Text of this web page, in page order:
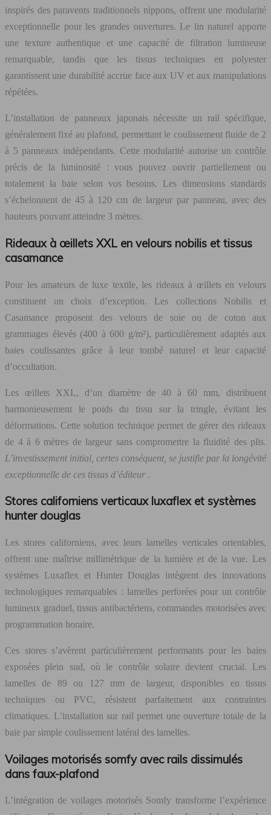
inspirés des paravents traditionnels nippons, offrent une modularité
exceptionnelle pour les grandes ouvertures. Le lin naturel apporte
une texture authentique et une capacité de filtration lumineuse
remarquable, tandis que les tissus techniques en polyester
garantissent une durabilité accrue face aux UV et aux manipulations
répétées.
L’installation de panneaux japonais nécessite un rail spécifique,
généralement fixé au plafond, permettant le coulissement fluide de 2
à 5 panneaux indépendants. Cette modularité autorise un contrôle
précis de la luminosité : vous pouvez ouvrir partiellement ou
totalement la baie selon vos besoins. Les dimensions standards
s’échelonnent de 45 à 120 cm de largeur par panneau, avec des
hauteurs pouvant atteindre 3 mètres.
Rideaux à œillets XXL en velours nobilis et tissus
casamance
Pour les amateurs de luxe textile, les rideaux à œillets en velours
constituent un choix d’exception. Les collections Nobilis et
Casamance proposent des velours de soie ou de coton aux
grammages élevés (400 à 600 g/m²), particulièrement adaptés aux
baies coulissantes grâce à leur tombé naturel et leur capacité
d’occultation.
Les œillets XXL, d’un diamètre de 40 à 60 mm, distribuent
harmonieusement le poids du tissu sur la tringle, évitant les
déformations. Cette solution technique permet de gérer des rideaux
de 4 à 6 mètres de largeur sans compromettre la fluidité des plis.
L’investissement initial, certes conséquent, se justifie par la longévité
exceptionnelle de ces tissus d’éditeur .
Stores californiens verticaux luxaflex et systèmes
hunter douglas
Les stores californiens, avec leurs lamelles verticales orientables,
offrent une maîtrise millimétrique de la lumière et de la vue. Les
systèmes Luxaflex et Hunter Douglas intègrent des innovations
technologiques remarquables : lamelles perforées pour un contrôle
lumineux graduel, tissus antibactériens, commandes motorisées avec
programmation horaire.
Ces stores s’avèrent particulièrement performants pour les baies
exposées plein sud, où le contrôle solaire devient crucial. Les
lamelles de 89 ou 127 mm de largeur, disponibles en tissus
techniques ou PVC, résistent parfaitement aux contraintes
climatiques. L’installation sur rail permet une ouverture totale de la
baie par simple coulissement latéral des lamelles.
Voilages motorisés somfy avec rails dissimulés
dans faux-plafond
L’intégration de voilages motorisés Somfy transforme l’expérience